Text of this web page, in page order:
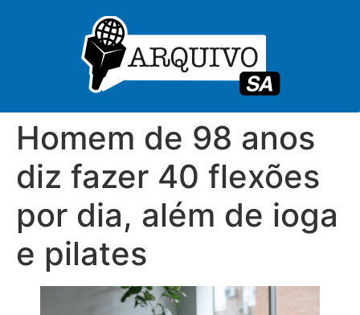
Homem de 98 anos
diz fazer 40 flexões
por dia, além de ioga
e pilates